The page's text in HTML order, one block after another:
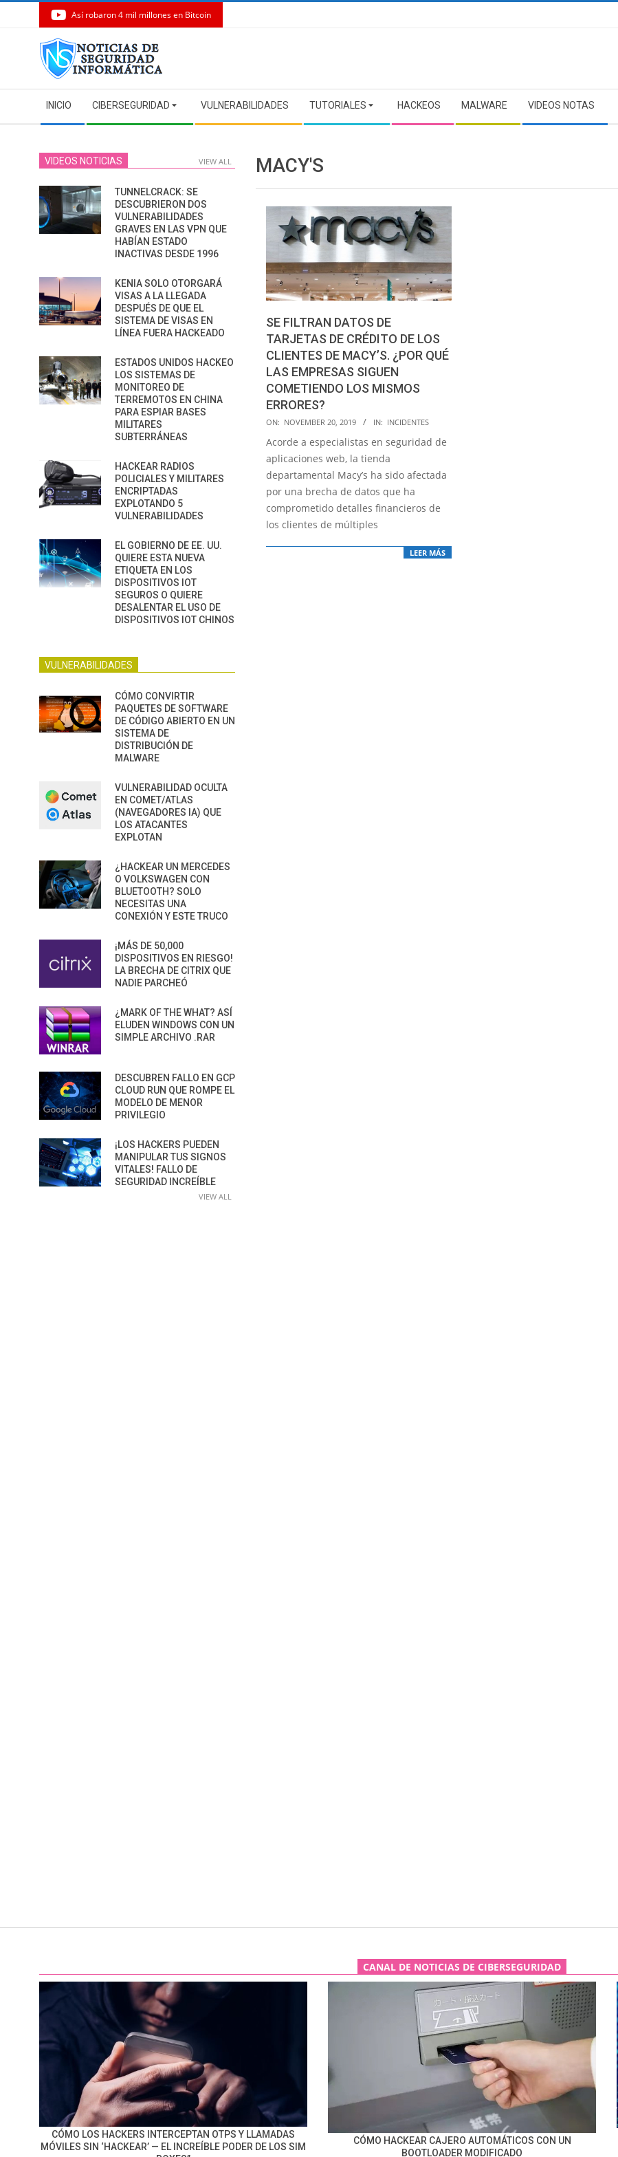
Así robaron 4 mil millones en Bitcoin
Navigation
Menu
INICIO CIBERSEGURIDAD VULNERABILIDADES TUTORIALES HACKEOS MALWARE VIDEOS NOTAS
MACY'S
SE FILTRAN DATOS DE
TARJETAS DE CRÉDITO DE LOS
CLIENTES DE MACY’S. ¿POR QUÉ
LAS EMPRESAS SIGUEN
COMETIENDO LOS MISMOS
ERRORES?
2019-
11-
ON: NOVEMBER 20, 2019 IN: INCIDENTES
Acorde a especialistas en seguridad de
aplicaciones web, la tienda
departamental Macy’s ha sido afectada
por una brecha de datos que ha
comprometido detalles financieros de
los clientes de múltiples
LEER MÁS
VIDEOS NOTICIAS VIEW ALL
TUNNELCRACK: SE
DESCUBRIERON DOS
VULNERABILIDADES
GRAVES EN LAS VPN QUE
HABÍAN ESTADO
INACTIVAS DESDE 1996
KENIA SOLO OTORGARÁ
VISAS A LA LLEGADA
DESPUÉS DE QUE EL
SISTEMA DE VISAS EN
LÍNEA FUERA HACKEADO
ESTADOS UNIDOS HACKEO
LOS SISTEMAS DE
MONITOREO DE
TERREMOTOS EN CHINA
PARA ESPIAR BASES
MILITARES
SUBTERRÁNEAS
HACKEAR RADIOS
POLICIALES Y MILITARES
ENCRIPTADAS
EXPLOTANDO 5
VULNERABILIDADES
EL GOBIERNO DE EE. UU.
QUIERE ESTA NUEVA
ETIQUETA EN LOS
DISPOSITIVOS IOT
SEGUROS O QUIERE
DESALENTAR EL USO DE
DISPOSITIVOS IOT CHINOS
VULNERABILIDADES
CÓMO CONVIRTIR
PAQUETES DE SOFTWARE
DE CÓDIGO ABIERTO EN UN
SISTEMA DE
DISTRIBUCIÓN DE
MALWARE
VULNERABILIDAD OCULTA
EN COMET/ATLAS
(NAVEGADORES IA) QUE
LOS ATACANTES
EXPLOTAN
¿HACKEAR UN MERCEDES
O VOLKSWAGEN CON
BLUETOOTH? SOLO
NECESITAS UNA
CONEXIÓN Y ESTE TRUCO
¡MÁS DE 50,000
DISPOSITIVOS EN RIESGO!
LA BRECHA DE CITRIX QUE
NADIE PARCHEÓ
¿MARK OF THE WHAT? ASÍ
ELUDEN WINDOWS CON UN
SIMPLE ARCHIVO .RAR
DESCUBREN FALLO EN GCP
CLOUD RUN QUE ROMPE EL
MODELO DE MENOR
PRIVILEGIO
¡LOS HACKERS PUEDEN
MANIPULAR TUS SIGNOS
VITALES! FALLO DE
SEGURIDAD INCREÍBLE
VIEW ALL
CANAL DE NOTICIAS DE CIBERSEGURIDAD
CÓMO LOS HACKERS INTERCEPTAN OTPS Y LLAMADAS
MÓVILES SIN ‘HACKEAR’ — EL INCREÍBLE PODER DE LOS SIM
CÓMO HACKEAR CAJERO AUTOMÁTICOS CON UN
BOOTLOADER MODIFICADO